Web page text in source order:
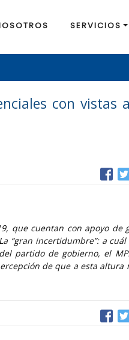
SERVICIOS
con vistas
que cuentan con apoyo de
“gran incertidumbre”: a cuál
partido de gobierno, el
de que a esta altura